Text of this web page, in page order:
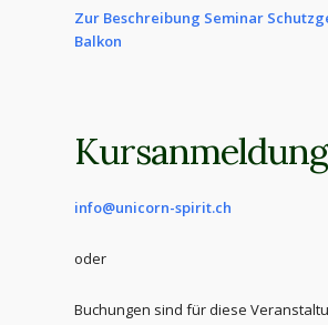
Zur Beschreibung Seminar
Balkon
Kursanmeldung
info@unicorn-spirit.ch
oder
Buchungen sind für diese